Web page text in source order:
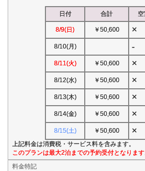
日付 合計
8/9(日) ￥50,600 ×
8/10(月) -
8/11(火) ￥50,600 ×
8/12(水) ￥50,600 ×
8/13(木) ￥50,600 ×
8/14(金) ￥50,600 ×
8/15(土) ￥50,600 ×
上記料金は消費税・サービス料を含みます。
このプランは最大2泊までの予約受付となります
料金特記